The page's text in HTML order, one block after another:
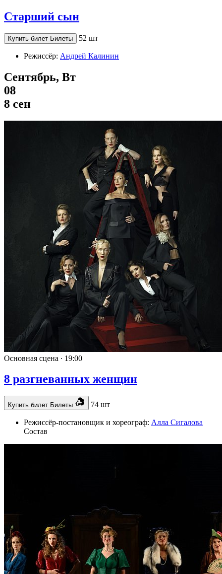
Старший сын
Купить билет Билеты 52 шт
Режиссёр: Андрей Калинин
Сентябрь, Вт
08
8 сен
Основная сцена ∙ 19:00
8 разгневанных женщин
Купить билет Билеты 74 шт
Режиссёр-постановщик и хореограф: Алла Сигалова
Состав